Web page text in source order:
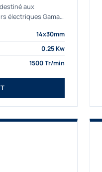
aux
électriques Gamak
14x30mm
0.25 Kw
1500 Tr/min